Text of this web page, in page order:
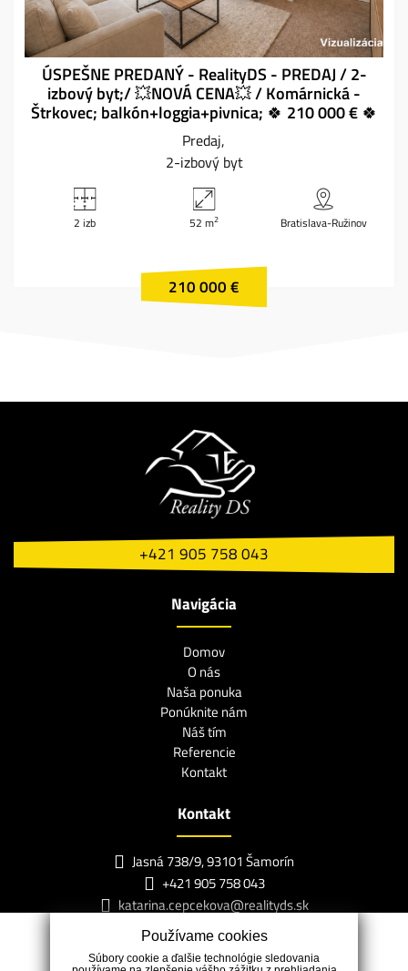
ÚSPEŠNE PREDANÝ - RealityDS - PREDAJ / 2-
izbový byt;/ 💥NOVÁ CENA💥 / Komárnická -
Štrkovec; balkón+loggia+pivnica; 🍀 210 000 € 🍀
Predaj
2-izbový byt
2 izb 52 m2 Bratislava-Ružinov
210 000 €
+421 905 758 043
Navigácia
Domov
O nás
Naša ponuka
Ponúknite nám
Náš tím
Referencie
Kontakt
Kontakt
Jasná 738/9, 93101 Šamorín
+421 905 758 043
katarina.cepcekova@realityds.sk
Používame cookies
Súbory cookie a ďalšie technológie sledovania